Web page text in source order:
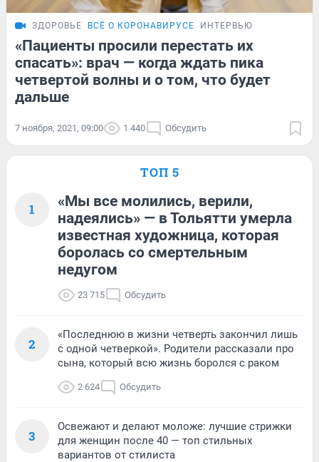
ЗДОРОВЬЕ ВСЁ О КОРОНАВИРУСЕ ИНТЕРВЬЮ
«Пациенты просили перестать их
спасать»: врач — когда ждать пика
четвертой волны и о том, что будет
дальше
7 ноября, 2021, 09:00 1 440 Обсудить
ТОП 5
1
«Мы все молились, верили,
надеялись» — в Тольятти умерла
известная художница, которая
боролась со смертельным
недугом
23 715 Обсудить
2
«Последнюю в жизни четверть закончил лишь
с одной четверкой». Родители рассказали про
сына, который всю жизнь боролся с раком
2 624 Обсудить
3
Освежают и делают моложе: лучшие стрижки
для женщин после 40 — топ стильных
вариантов от стилиста